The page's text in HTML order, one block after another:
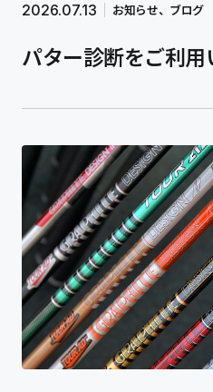
2026.07.13 お知らせ ブログ
パター診断をご利